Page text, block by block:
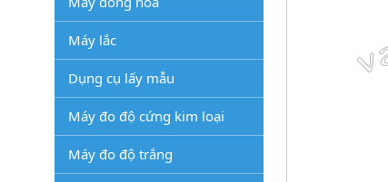
Máy lắc
Dụng cụ lấy mẫu
Máy đo độ cứng kim loại
Máy đo độ trắng